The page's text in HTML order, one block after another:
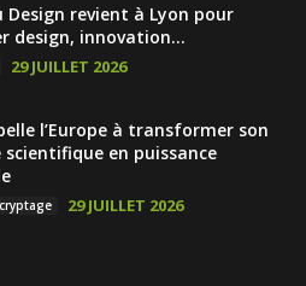
Design revient à Lyon pour
design, innovation...
29 JUILLET 2026
l’Europe à transformer son
scientifique en puissance
29 JUILLET 2026